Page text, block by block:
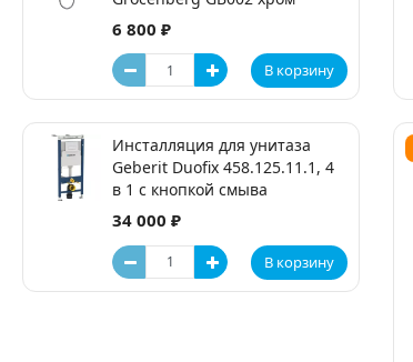
6 800 ₽
В корзину
Инсталляция для унитаза
Geberit Duofix 458.125.11.1, 4
в 1 с кнопкой смыва
34 000 ₽
В корзину